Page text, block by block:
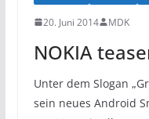
20. Juni 2014 MDK
NOKIA
Unter dem Slogan
sein neues Android